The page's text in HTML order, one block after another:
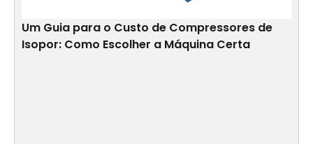
Um Guia para o Custo de Compressores de
Isopor: Como Escolher a Máquina Certa